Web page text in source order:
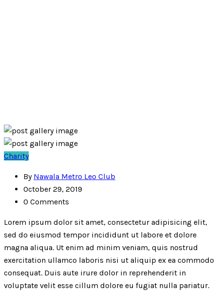
Charity
By Nawala Metro Leo Club
October 29, 2019
0 Comments
Lorem ipsum dolor sit amet, consectetur adipisicing elit,
sed do eiusmod tempor incididunt ut labore et dolore
magna aliqua. Ut enim ad minim veniam, quis nostrud
exercitation ullamco laboris nisi ut aliquip ex ea commodo
consequat. Duis aute irure dolor in reprehenderit in
voluptate velit esse cillum dolore eu fugiat nulla pariatur.